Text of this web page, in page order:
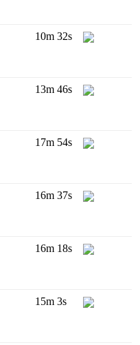
10m 32s
13m 46s
17m 54s
16m 37s
16m 18s
15m 3s